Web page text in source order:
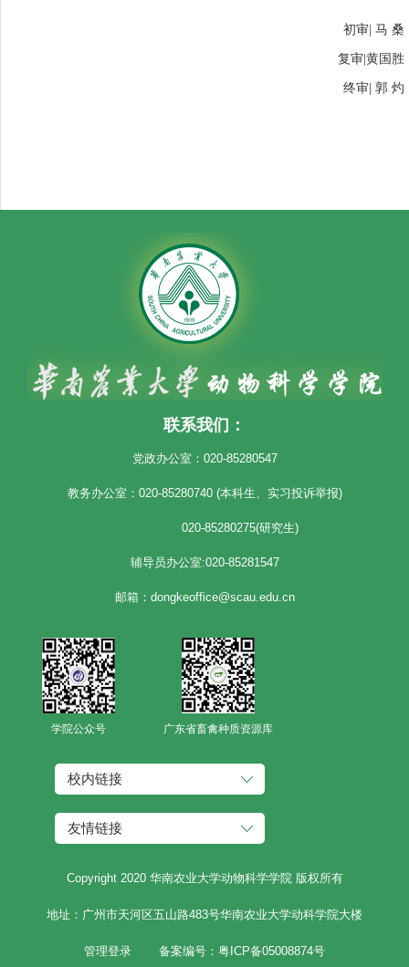
初审| 马 桑
复审|黄国胜
终审| 郭 灼
联系我们：
党政办公室：020-85280547
教务办公室：020-85280740 (本科生、实习投诉举报)
020-85280275(研究生)
辅导员办公室:020-85281547
邮箱：dongkeoffice@scau.edu.cn
学院公众号 广东省畜禽种质资源库
校内链接
友情链接
Copyright 2020 华南农业大学动物科学学院 版权所有
地址：广州市天河区五山路483号华南农业大学动科学院大楼
管理登录 备案编号：粤ICP备05008874号